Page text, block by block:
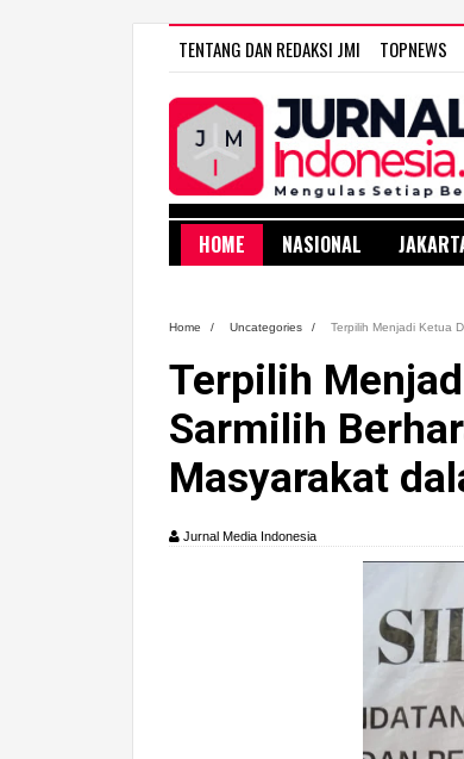
TENTANG DAN REDAKSI JMI TOPNEWS
HOME NASIONAL
Home / Uncategories / Terpilih Menjadi Ketua
Terpilih
Sarmilih
Masyarakat
Jurnal Media Indonesia